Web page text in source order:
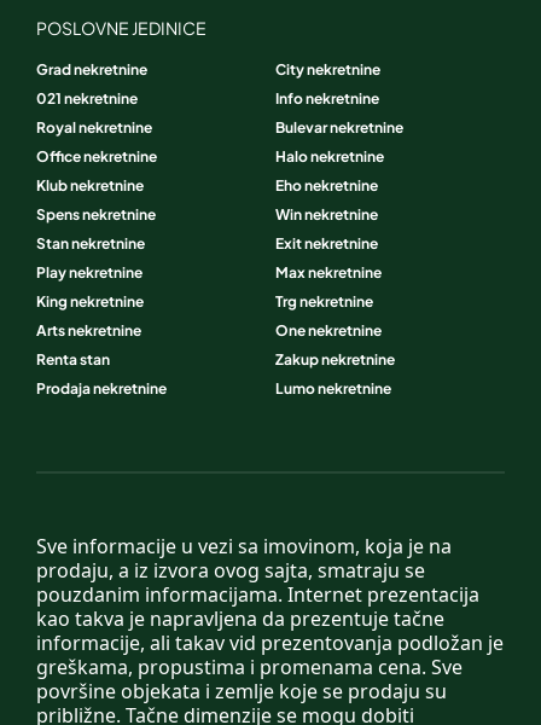
Sve informacije u vezi sa imovinom, koja je na
prodaju, a iz izvora ovog sajta, smatraju se
pouzdanim informacijama. Internet prezentacija
kao takva je napravljena da prezentuje tačne
informacije, ali takav vid prezentovanja podložan je
greškama, propustima i promenama cena. Sve
površine objekata i zemlje koje se prodaju su
približne. Tačne dimenzije se mogu dobiti
POSLOVNE JEDINICE
Grad nekretnine
City nekretnine
021 nekretnine
Info nekretnine
Royal nekretnine
Bulevar nekretnine
Office nekretnine
Halo nekretnine
Klub nekretnine
Eho nekretnine
Spens nekretnine
Win nekretnine
Stan nekretnine
Exit nekretnine
Play nekretnine
Max nekretnine
King nekretnine
Trg nekretnine
Arts nekretnine
One nekretnine
Renta stan
Zakup nekretnine
Prodaja nekretnine
Lumo nekretnine